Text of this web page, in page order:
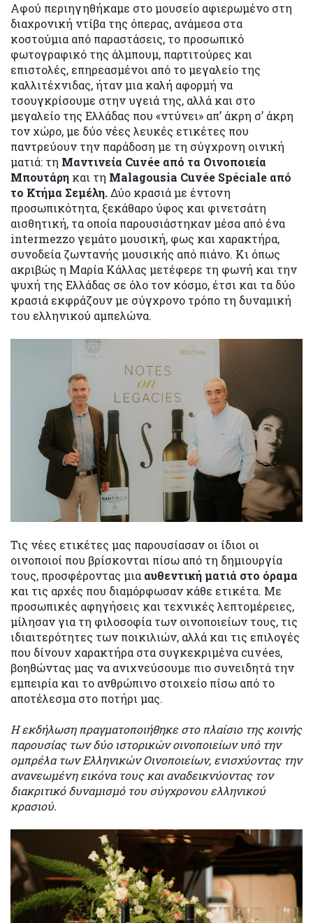
Αφού περιηγηθήκαμε στο μουσείο αφιερωμένο στη
διαχρονική ντίβα της όπερας, ανάμεσα στα
κοστούμια από παραστάσεις, το προσωπικό
φωτογραφικό της άλμπουμ, παρτιτούρες και
επιστολές, επηρεασμένοι από το μεγαλείο της
καλλιτέχνιδας, ήταν μια καλή αφορμή να
τσουγκρίσουμε στην υγειά της, αλλά και στο
μεγαλείο της Ελλάδας που «ντύνει» απ’ άκρη σ’ άκρη
τον χώρο, με δύο νέες λευκές ετικέτες που
παντρεύουν την παράδοση με τη σύγχρονη οινική
ματιά: τη Μαντινεία Cuvée από τα Οινοποιεία
Μπουτάρη και τη Malagousia Cuvée Spéciale από
το Κτήμα Σεμέλη.Δύο κρασιά με έντονη
προσωπικότητα, ξεκάθαρο ύφος και φινετσάτη
αισθητική, τα οποία παρουσιάστηκαν μέσα από ένα
intermezzo γεμάτο μουσική, φως και χαρακτήρα,
συνοδεία ζωντανής μουσικής από πιάνο. Κι όπως
ακριβώς η Μαρία Κάλλας μετέφερε τη φωνή και την
ψυχή της Ελλάδας σε όλο τον κόσμο, έτσι και τα δύο
κρασιά εκφράζουν με σύγχρονο τρόπο τη δυναμική
του ελληνικού αμπελώνα.
Τις νέες ετικέτες μας παρουσίασαν οι ίδιοι οι
οινοποιοί που βρίσκονται πίσω από τη δημιουργία
τους, προσφέροντας μια αυθεντική ματιά στο όραμα
και τις αρχές που διαμόρφωσαν κάθε ετικέτα. Με
προσωπικές αφηγήσεις και τεχνικές λεπτομέρειες,
μίλησαν για τη φιλοσοφία των οινοποιείων τους, τις
ιδιαιτερότητες των ποικιλιών, αλλά και τις επιλογές
που δίνουν χαρακτήρα στα συγκεκριμένα cuvées,
βοηθώντας μας να ανιχνεύσουμε πιο συνειδητά την
εμπειρία και το ανθρώπινο στοιχείο πίσω από το
αποτέλεσμα στο ποτήρι μας.
Η εκδήλωση πραγματοποιήθηκε στο πλαίσιο της κοινής
παρουσίας των δύο ιστορικών οινοποιείων υπό την
ομπρέλα των Ελληνικών Οινοποιείων, ενισχύοντας την
ανανεωμένη εικόνα τους και αναδεικνύοντας τον
διακριτικό δυναμισμό του σύγχρονου ελληνικού
κρασιού.